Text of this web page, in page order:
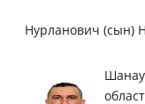
Нурланович (сын)